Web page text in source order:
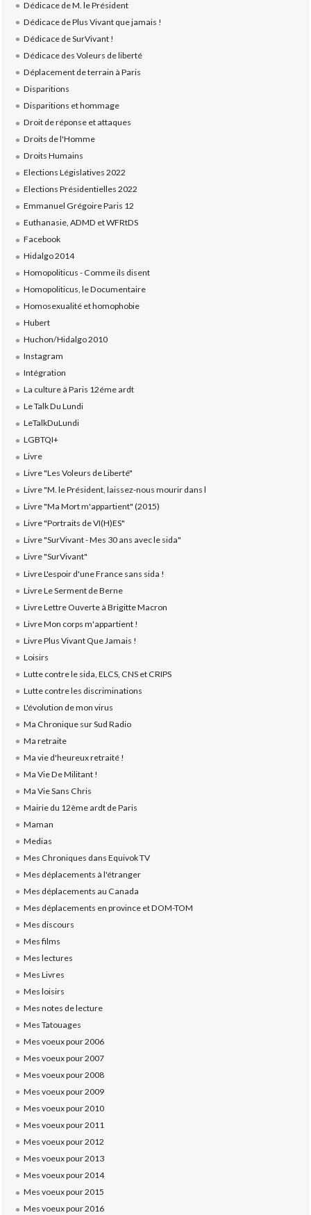
Dédicace de M. le Président
Dédicace de Plus Vivant que jamais !
Dédicace de SurVivant !
Dédicace des Voleurs de liberté
Déplacement de terrain à Paris
Disparitions
Disparitions et hommage
Droit de réponse et attaques
Droits de l'Homme
Droits Humains
Elections Législatives 2022
Elections Présidentielles 2022
Emmanuel Grégoire Paris 12
Euthanasie, ADMD et WFRtDS
Facebook
Hidalgo 2014
Homopoliticus - Comme ils disent
Homopoliticus, le Documentaire
Homosexualité et homophobie
Hubert
Huchon/Hidalgo 2010
Instagram
Intégration
La culture à Paris 12éme ardt
Le Talk Du Lundi
LeTalkDuLundi
LGBTQI+
Livre
Livre "Les Voleurs de Liberté"
Livre "M. le Président, laissez-nous mourir dans l
Livre "Ma Mort m'appartient" (2015)
Livre "Portraits de VI(H)ES"
Livre "SurVivant - Mes 30 ans avec le sida"
Livre "SurVivant"
Livre L'espoir d'une France sans sida !
Livre Le Serment de Berne
Livre Lettre Ouverte à Brigitte Macron
Livre Mon corps m'appartient !
Livre Plus Vivant Que Jamais !
Loisirs
Lutte contre le sida, ELCS, CNS et CRIPS
Lutte contre les discriminations
L'évolution de mon virus
Ma Chronique sur Sud Radio
Ma retraite
Ma vie d'heureux retraité !
Ma Vie De Militant !
Ma Vie Sans Chris
Mairie du 12ème ardt de Paris
Maman
Medias
Mes Chroniques dans Equivok TV
Mes déplacements à l'étranger
Mes déplacements au Canada
Mes déplacements en province et DOM-TOM
Mes discours
Mes films
Mes lectures
Mes Livres
Mes loisirs
Mes notes de lecture
Mes Tatouages
Mes voeux pour 2006
Mes voeux pour 2007
Mes voeux pour 2008
Mes voeux pour 2009
Mes voeux pour 2010
Mes voeux pour 2011
Mes voeux pour 2012
Mes voeux pour 2013
Mes voeux pour 2014
Mes voeux pour 2015
Mes voeux pour 2016